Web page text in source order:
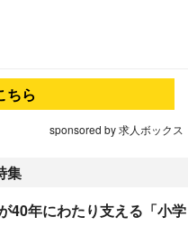
あり(出庫者全員対象)2024
勤務可能！クレジット決済
！TiktokでAYA交通の魅
ちら
sponsored by 求人ボックス
集
40年にわたり支える「小学